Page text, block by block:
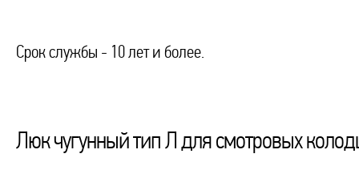
Срок службы - 10 лет и более.
Люк чугунный тип Л для смотровых